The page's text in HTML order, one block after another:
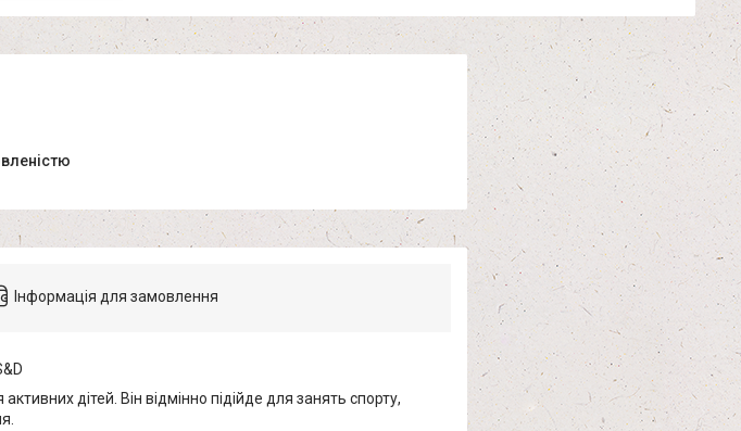
Інформація для замовлення
дітей. Він відмінно підійде для занять спорту,